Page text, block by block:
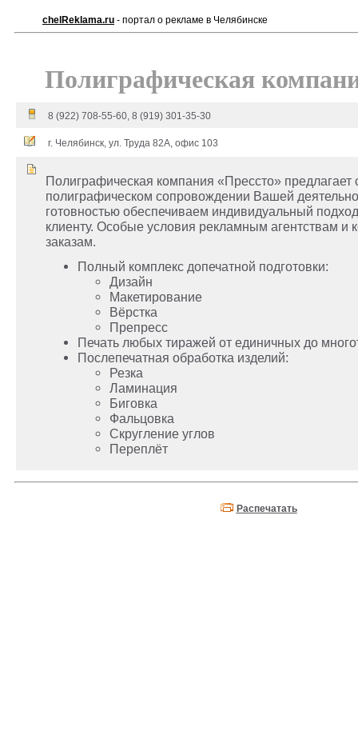
chelReklama.ru - портал о рекламе в Челябинске
Полиграфическая
8 (922) 708-55-60, 8 (919) 301-35-30
г. Челябинск, ул. Труда 82А, офис 103
Полиграфическая компания «Прессто» предлагает
полиграфическом сопровождении Вашей
готовностью обеспечиваем индивидуальный
клиенту. Особые условия рекламным агентствам и
заказам.
Полный комплекс допечатной подготовки:
Дизайн
Макетирование
Вёрстка
Препресс
Печать любых тиражей от единичных до
Послепечатная обработка изделий:
Резка
Ламинация
Биговка
Фальцовка
Скругление углов
Переплёт
Распечатать